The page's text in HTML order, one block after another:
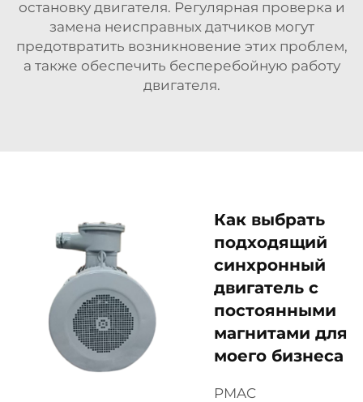
остановку двигателя. Регулярная проверка и
замена неисправных датчиков могут
предотвратить возникновение этих проблем,
а также обеспечить бесперебойную работу
двигателя.
Как выбрать
подходящий
синхронный
двигатель с
постоянными
магнитами для
моего бизнеса
PMAC